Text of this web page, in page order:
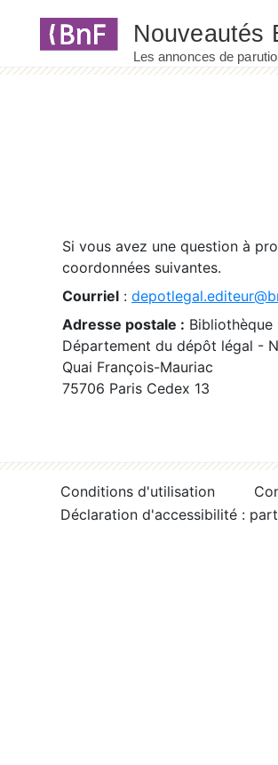
Si vous avez une question à
coordonnées suivantes.
Courriel :
Adresse postale : Bibliothèque
Département du dépôt légal -
Quai François-Mauriac
75706 Paris Cedex 13
Conditions d'utilisation
Déclaration d'accessibilité :